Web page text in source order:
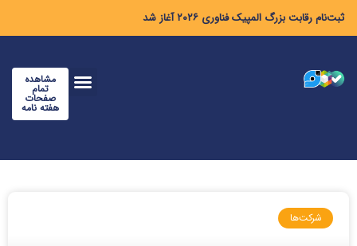
ثبت‌نام رقابت بزرگ المپیک فناوری ۲۰۲۶ آغاز شد
مشاهده
تمام
صفحات
هفته نامه
شرکت‌ها